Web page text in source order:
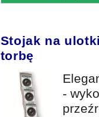
Stojak na
torbę
-